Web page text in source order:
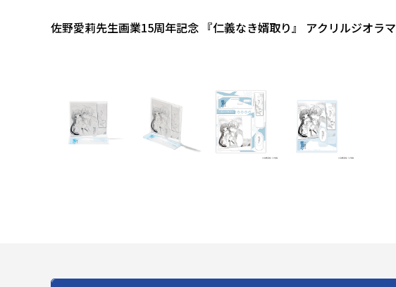
佐野愛莉先生画業15周年記念 『仁義なき婿取り』 アクリルジオラマ